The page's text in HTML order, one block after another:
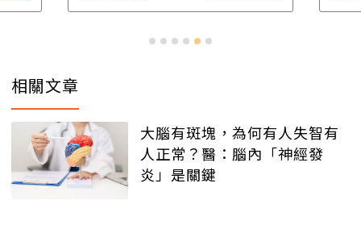
相關文章
大腦有斑塊，為何有人失智有
人正常？醫：腦內「神經發
炎」是關鍵